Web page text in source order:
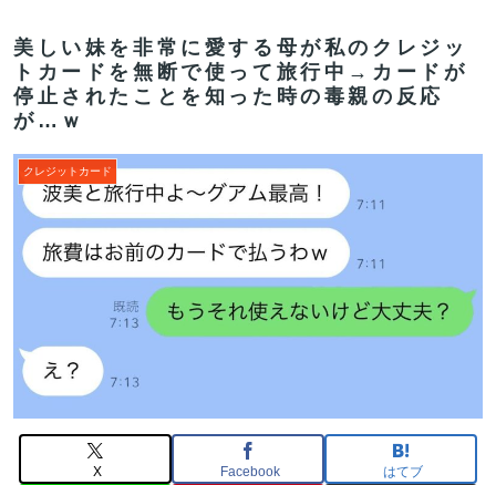
美しい妹を非常に愛する母が私のクレジッ
トカードを無断で使って旅行中→カードが
停止されたことを知った時の毒親の反応
が…ｗ
クレジットカード
X Facebook はてブ